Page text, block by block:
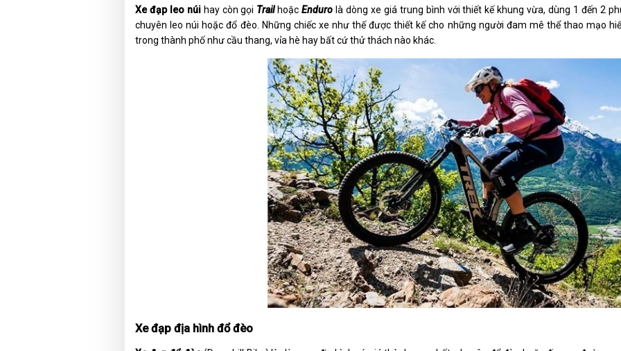
Xe đạp leo núihay còn gọi TrailhoặcEnduro là dòng xe giá trung bình với thiết kế khung vừa, dùng 1 đến 2
chuyên leo núi hoặc đổ đèo. Những chiếc xe như thế được thiết kế cho những người đam mê thể thao mạo
trong thành phố như cầu thang, vỉa hè hay bất cứ thử thách nào khác.
Xe đạp địa hình đổ đèo